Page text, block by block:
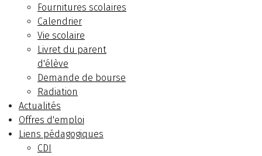
Fournitures scolaires
Calendrier
Vie scolaire
Livret du parent
d'élève
Demande de bourse
Radiation
Actualités
Offres d'emploi
Liens pédagogiques
CDI